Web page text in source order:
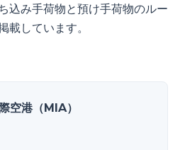
込み手荷物と預け手荷物のルー
載しています。
空港（MIA）